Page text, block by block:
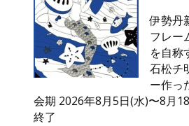
伊勢丹
フレー
を自称
石松チ
ー作っ
会期 2026年8月5日(水)〜8月
終了